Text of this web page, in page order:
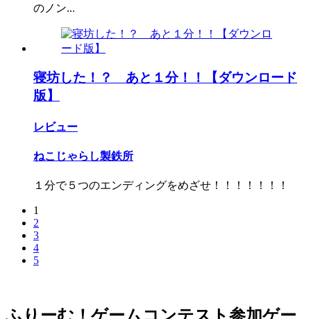
のノン...
寝坊した！？ あと１分！！【ダウンロード
版】
レビュー
ねこじゃらし製鉄所
１分で５つのエンディングをめざせ！！！！！！！
1
2
3
4
5